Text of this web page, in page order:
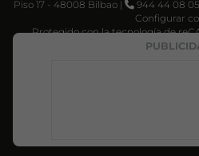
Piso 17 - 48008 Bilbao |
944 44 08
Configurar
Protegido con la tecnología de
Política de